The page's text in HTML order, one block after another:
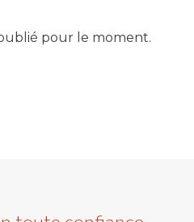
pour le moment.